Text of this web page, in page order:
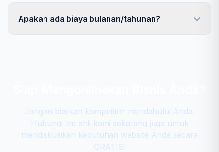
Apakah ada biaya bulanan/tahunan?
Jangan biarkan kompetitor mendahului Anda.
Hubungi tim ahli kami sekarang juga untuk
mendiskusikan kebutuhan website Anda secara
GRATIS!